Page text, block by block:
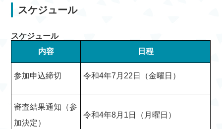
スケジュール
スケジュール
内容
日程
参加申込締切 令和4年7月22日（金曜日）
審査結果通知（参
加決定）
令和4年8月1日（月曜日）